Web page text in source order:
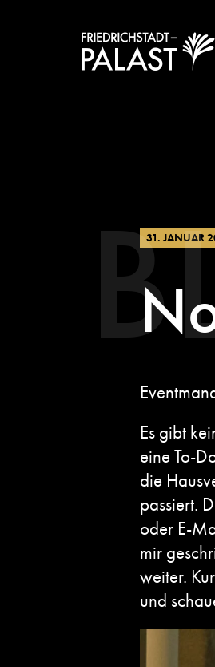
31. JANUAR
Es gibt
eine To-
die
passiert.
oder E-
mir
weiter.
und